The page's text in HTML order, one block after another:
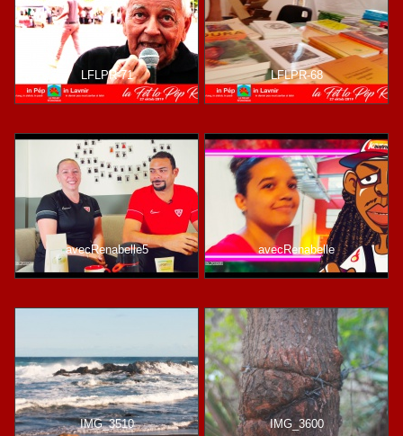
LFLPR-71 LFLPR-68
avecRenabelle5 avecRenabelle
IMG_3510 IMG_3600